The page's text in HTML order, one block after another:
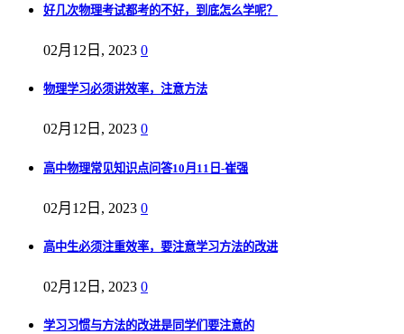
好几次物理考试都考的不好，到底怎么学呢？
02月12日, 2023 0
物理学习必须讲效率，注意方法
02月12日, 2023 0
高中物理常见知识点问答10月11日-崔强
02月12日, 2023 0
高中生必须注重效率，要注意学习方法的改进
02月12日, 2023 0
学习习惯与方法的改进是同学们要注意的